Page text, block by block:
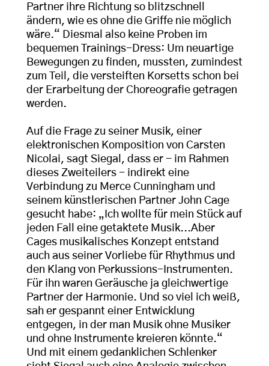
Partner ihre Richtung so blitzschnell
ändern, wie es ohne die Griffe nie möglich
wäre.“ Diesmal also keine Proben im
bequemen Trainings-Dress: Um neuartige
Bewegungen zu finden, mussten, zumindest
zum Teil, die versteiften Korsetts schon bei
der Erarbeitung der Choreografie getragen
werden.
Auf die Frage zu seiner Musik, einer
elektronischen Komposition von Carsten
Nicolai, sagt Siegal, dass er - im Rahmen
dieses Zweiteilers - indirekt eine
Verbindung zu Merce Cunningham und
seinem künstlerischen Partner John Cage
gesucht habe: „Ich wollte für mein Stück auf
jeden Fall eine getaktete Musik...Aber
Cages musikalisches Konzept entstand
auch aus seiner Vorliebe für Rhythmus und
den Klang von Perkussions-Instrumenten.
Für ihn waren Geräusche ja gleichwertige
Partner der Harmonie. Und so viel ich weiß,
sah er gespannt einer Entwicklung
entgegen, in der man Musik ohne Musiker
und ohne Instrumente kreieren könnte.“
Und mit einem gedanklichen Schlenker